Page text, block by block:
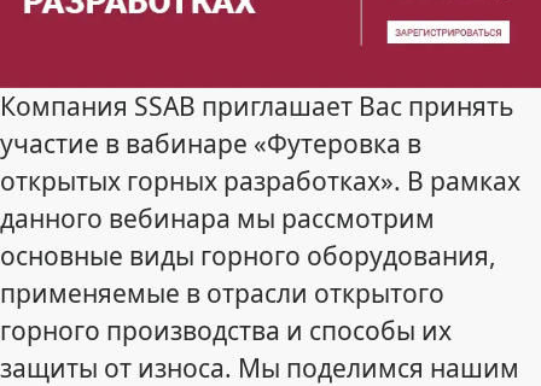
Компания SSAB приглашает Вас принять
участие в вабинаре «Футеровка в
открытых горных разработках». В рамках
данного вебинара мы рассмотрим
основные виды горного оборудования,
применяемые в отрасли открытого
горного производства и способы их
защиты от износа. Мы поделимся нашим